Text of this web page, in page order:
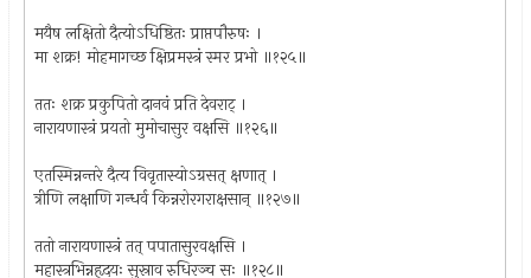
मयैष लक्षितो दैत्योऽधिष्ठितः प्राप्तपौरुषः ।
मा शक्र! मोहमागच्छ क्षिप्रमस्त्रं स्मर प्रभो ॥१२५॥
ततः शक्र प्रकुपितो दानवं प्रति देवराट् ।
नारायणास्त्रं प्रयतो मुमोचासुर वक्षसि ॥१२६॥
एतस्मिन्नन्तरे दैत्य विवृतास्योऽग्रसत् क्षणात् ।
त्रीणि लक्षाणि गन्धर्व किन्नरोरगराक्षसान् ॥१२७॥
ततो नारायणास्त्रं तत् पपातासुरवक्षसि ।
महास्त्रभिन्नहृदयः सुस्राव रुधिरञ्च सः ॥१२८॥